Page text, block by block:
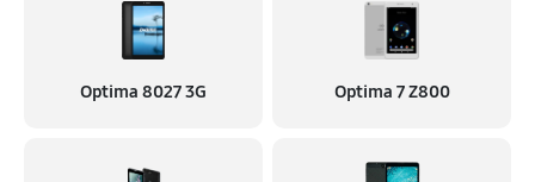
Optima 8027 3G Optima 7 Z800